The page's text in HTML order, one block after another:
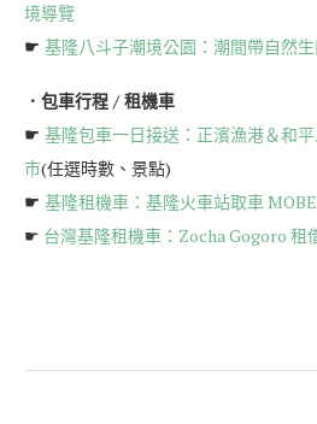
境導覽
☛ 基隆八斗子潮境公園：潮間帶自然
．包車行程 / 租機車
☛ 基隆包車一日接送：正濱漁港＆和
市(任選時數、景點)
☛ 基隆租機車：基隆火車站取車
☛ 台灣基隆租機車：Zocha Gogoro 租